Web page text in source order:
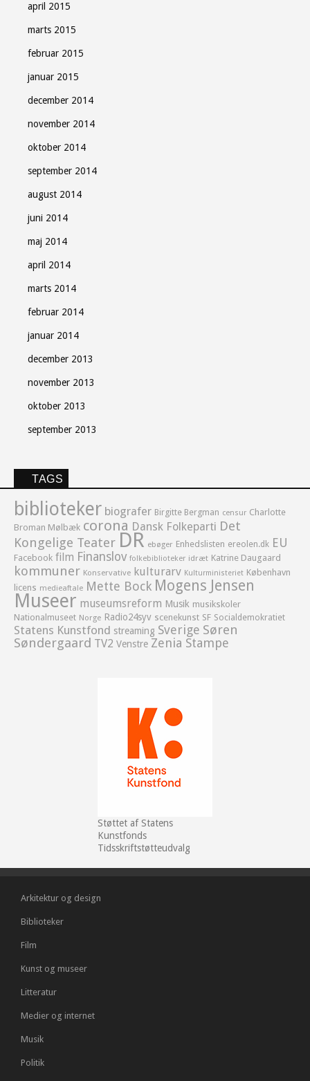
april 2015
marts 2015
februar 2015
januar 2015
december 2014
november 2014
oktober 2014
september 2014
august 2014
juni 2014
maj 2014
april 2014
marts 2014
februar 2014
januar 2014
december 2013
november 2013
oktober 2013
september 2013
TAGS
biblioteker biografer Birgitte Bergman censur Charlotte
Broman Mølbæk corona Dansk Folkeparti Det
Kongelige Teater DR ebøger Enhedslisten ereolen.dk EU
Facebook film Finanslov folkebiblioteker idræt Katrine Daugaard
kommuner Konservative kulturarv Kulturministeriet København
licens medieaftale Mette Bock Mogens Jensen
Museer museumsreform Musik musikskoler
Nationalmuseet Norge Radio24syv scenekunst SF Socialdemokratiet
Statens Kunstfond streaming Sverige Søren
Søndergaard TV2 Venstre Zenia Stampe
Støttet af Statens
Kunstfonds
Tidsskriftstøtteudvalg
Arkitektur og design
Biblioteker
Film
Kunst og museer
Litteratur
Medier og internet
Musik
Politik